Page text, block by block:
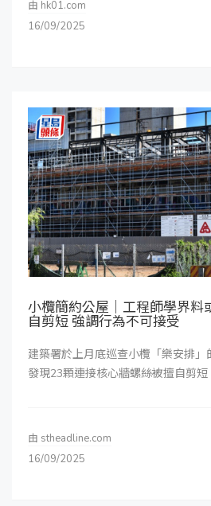
由 hk01.com
16/09/2025
小欖簡約公屋｜工程師學界料
自剪短 強調行為不可接受
建築署於上月底巡查小欖「樂安排」
發現23顆連接核心牆螺絲被擅自剪短
由 stheadline.com
16/09/2025